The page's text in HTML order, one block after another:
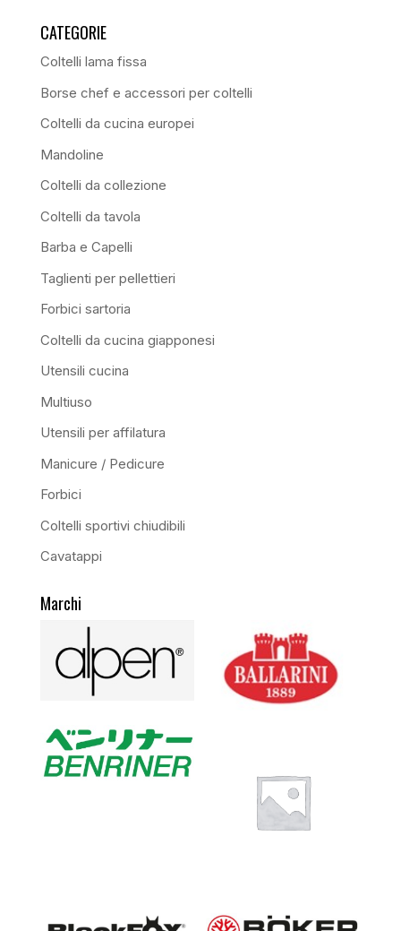
CATEGORIE
Coltelli lama fissa
Borse chef e accessori per coltelli
Coltelli da cucina europei
Mandoline
Coltelli da collezione
Coltelli da tavola
Barba e Capelli
Taglienti per pellettieri
Forbici sartoria
Coltelli da cucina giapponesi
Utensili cucina
Multiuso
Utensili per affilatura
Manicure / Pedicure
Forbici
Coltelli sportivi chiudibili
Cavatappi
Marchi